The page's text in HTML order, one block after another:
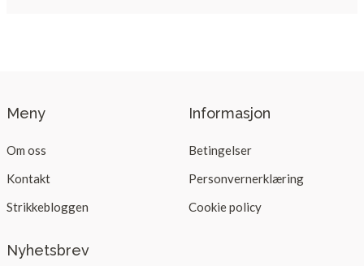
Meny
Om oss
Kontakt
Strikkebloggen
Informasjon
Betingelser
Personvernerklæring
Cookie policy
Nyhetsbrev